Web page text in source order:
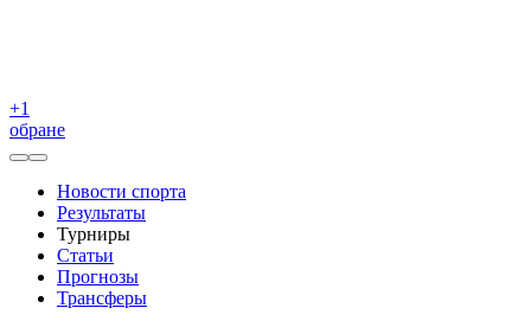
+1
обране
Новости спорта
Результаты
Турниры
Статьи
Прогнозы
Трансферы